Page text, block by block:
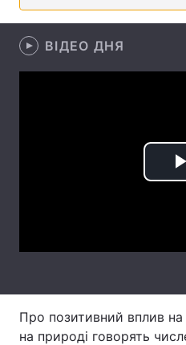
Інтерв'ю
Архів
Тема оформлення
ВІДЕО ДНЯ
Про позитивний вплив на
на природі говорять